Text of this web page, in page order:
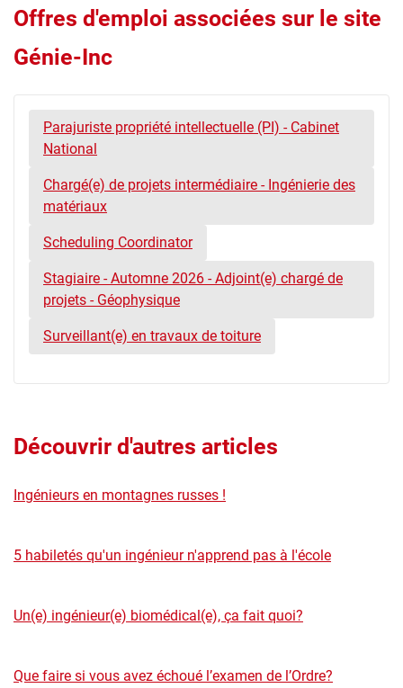
Offres d'emploi associées sur le site
Génie-Inc
Parajuriste propriété intellectuelle (PI) - Cabinet
National
Chargé(e) de projets intermédiaire - Ingénierie des
matériaux
Scheduling Coordinator
Stagiaire - Automne 2026 - Adjoint(e) chargé de
projets - Géophysique
Surveillant(e) en travaux de toiture
Découvrir d'autres articles
Ingénieurs en montagnes russes !
5 habiletés qu'un ingénieur n'apprend pas à l'école
Un(e) ingénieur(e) biomédical(e), ça fait quoi?
Que faire si vous avez échoué l’examen de l’Ordre?